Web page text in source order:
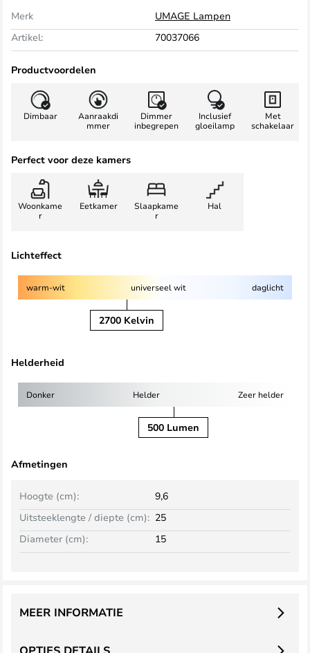
Merk
UMAGE Lampen
Artikel:
70037066
Productvoordelen
Dimbaar
Aanraakdi
mmer
Dimmer
inbegrepen
Inclusief
gloeilamp
Met
schakelaar
Perfect voor deze kamers
Woonkame
r
Eetkamer
Slaapkame
r
Hal
Lichteffect
warm-wit universeel wit daglicht
2700 Kelvin
Helderheid
Donker Helder Zeer helder
500 Lumen
Afmetingen
Hoogte (cm):
9,6
Uitsteeklengte / diepte (cm): 25
Diameter (cm):
15
MEER INFORMATIE